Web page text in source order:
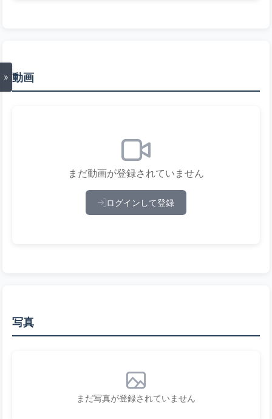
» 動画
まだ動画が登録されていません
ログインして登録
写真
まだ写真が登録されていません